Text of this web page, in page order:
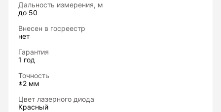
Дальность измерения, м
до 50
Внесен в госреестр
нет
Гарантия
1 год
Точность
±2 мм
Цвет лазерного диода
Красный
Приборы контроля и диагностики
Анализаторы холодильных систем